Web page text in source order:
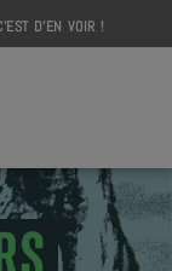
D'EN VOIR !